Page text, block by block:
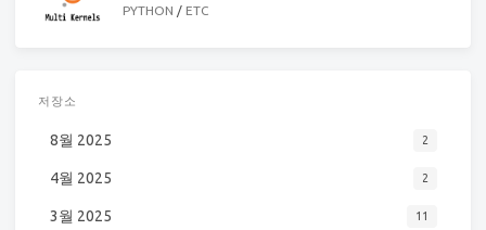
PYTHON / ETC
저장소
8월 2025 2
4월 2025 2
3월 2025 11